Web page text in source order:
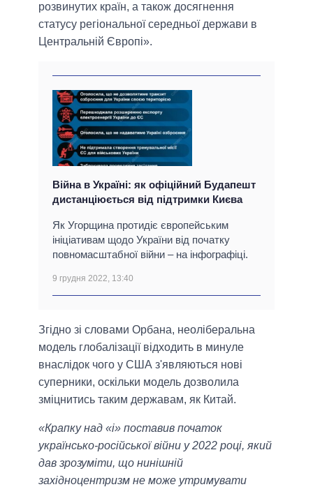
розвинутих країн, а також досягнення
статусу регіональної середньої держави в
Центральній Європі».
Війна в Україні: як офіційний Будапешт
дистанціюється від підтримки Києва
Як Угорщина протидіє європейським
ініціативам щодо України від початку
повномасштабної війни – на інфографіці.
9 грудня 2022, 13:40
Згідно зі словами Орбана, неоліберальна
модель глобалізації відходить в минуле
внаслідок чого у США з'являються нові
суперники, оскільки модель дозволила
зміцнитись таким державам, як Китай.
«Крапку над «і» поставив початок
українсько-російської війни у 2022 році, який
дав зрозуміти, що нинішній
західноцентризм не може утримувати